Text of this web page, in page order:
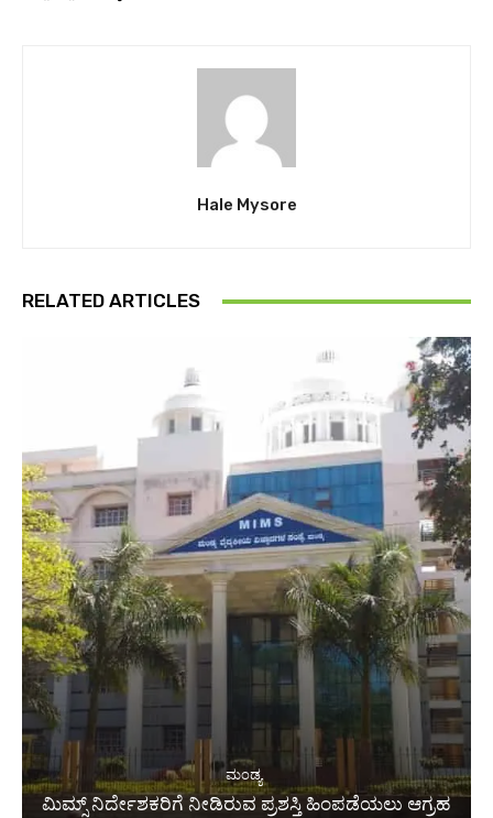
Hale Mysore
RELATED ARTICLES
ಮಂಡ್ಯ
ಮಿಮ್ಸ್ ನಿರ್ದೇಶಕರಿಗೆ ನೀಡಿರುವ ಪ್ರಶಸ್ತಿ ಹಿಂಪಡೆಯಲು ಆಗ್ರಹ